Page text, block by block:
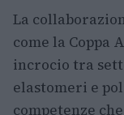
La
come la Coppa
incrocio tra
elastomeri e
competenze